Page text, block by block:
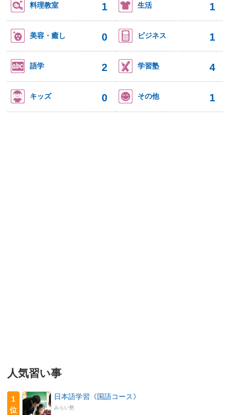
料理教室 1 生活 1
美容・癒し 0 ビジネス 1
語学 2 学習塾 4
キッズ 0 その他 1
人気習い事
1
位
日本語学習《国語コース》
みらい塾